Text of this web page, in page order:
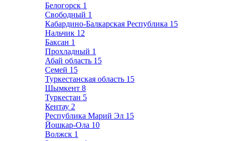
Белогорск 1
Свободный 1
Кабардино-Балкарская Республика 15
Нальчик 12
Баксан 1
Прохладный 1
Абай область 15
Семей 15
Туркестанская область 15
Шымкент 8
Туркестан 5
Кентау 2
Республика Марий Эл 15
Йошкар-Ола 10
Волжск 1